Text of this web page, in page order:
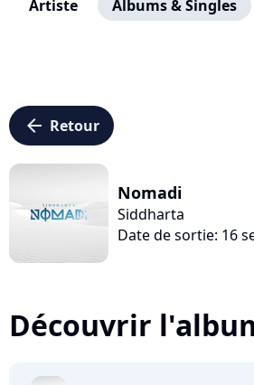
Artiste Albums & Singles
arrow_left Retour
Nomadi
Siddharta
Date de sortie: 16
Découvrir